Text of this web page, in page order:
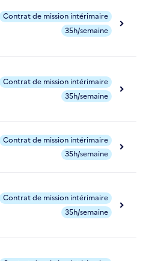
Contrat de mission intérimaire
35h/semaine
Contrat de mission intérimaire
35h/semaine
Contrat de mission intérimaire
35h/semaine
Contrat de mission intérimaire
35h/semaine